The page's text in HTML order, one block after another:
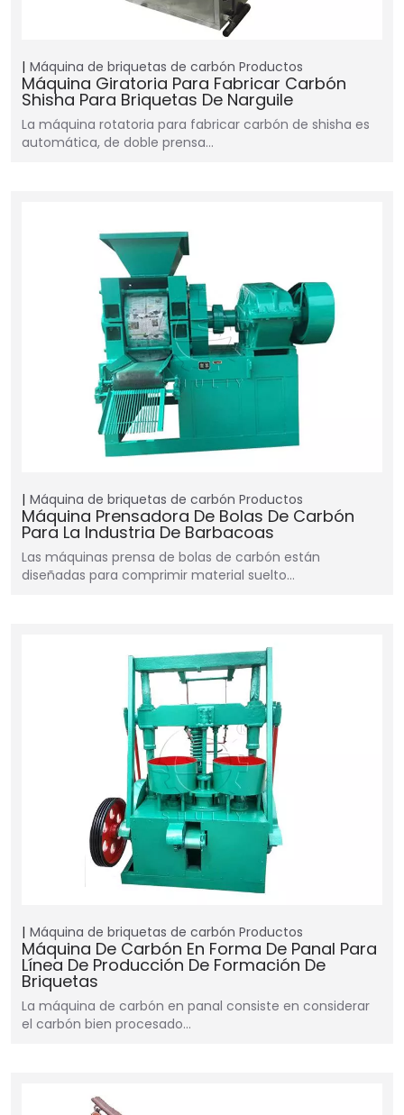
Máquina de briquetas de carbón Productos
Máquina Giratoria Para Fabricar Carbón
Shisha Para Briquetas De Narguile
La máquina rotatoria para fabricar carbón de shisha es
automática, de doble prensa…
Máquina de briquetas de carbón Productos
Máquina Prensadora De Bolas De Carbón
Para La Industria De Barbacoas
Las máquinas prensa de bolas de carbón están
diseñadas para comprimir material suelto…
Máquina de briquetas de carbón Productos
Máquina De Carbón En Forma De Panal Para
Línea De Producción De Formación De
Briquetas
La máquina de carbón en panal consiste en considerar
el carbón bien procesado…